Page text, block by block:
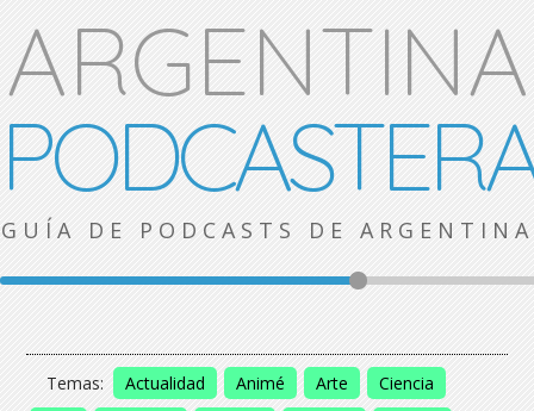
ARGENTINA
GUÍA DE PODCASTS DE ARGENTINA
Temas: Actualidad Animé Arte
Ciencia